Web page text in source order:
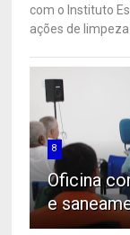
com o Instituto
ações de limpeza
8
Oficina
e